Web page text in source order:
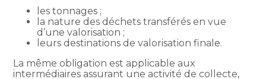
les tonnages ;
la nature des déchets transférés en vue
d’une valorisation ;
leurs destinations de valorisation finale.
La même obligation est applicable aux
intermédiaires assurant une activité de collecte,